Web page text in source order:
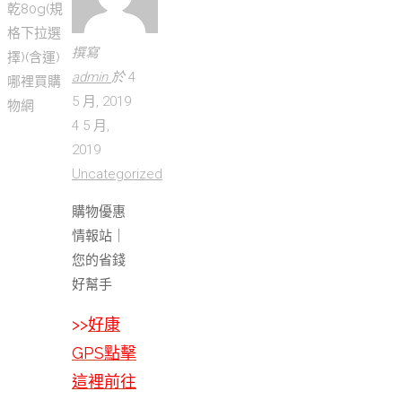
乾80g(規
格下拉選
擇)(含運)
哪裡買購
物網
撰寫
admin 於 4
5 月, 2019
4 5 月,
2019
Uncategorized
購物優惠
情報站｜
您的省錢
好幫手
>>好康
GPS點擊
這裡前往